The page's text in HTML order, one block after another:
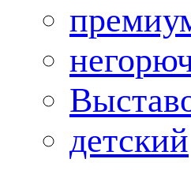
детский